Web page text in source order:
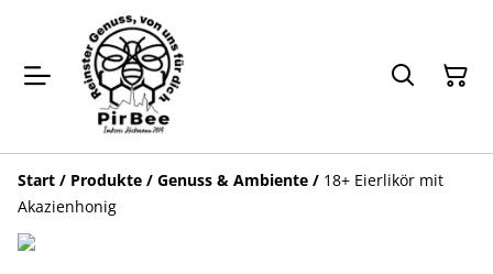
Start / Produkte / Genuss & Ambiente / 18+ Eierlikör mit
Akazienhonig